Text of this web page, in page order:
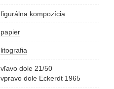
figurálna kompozícia
papier
litografia
vľavo dole 21/50
vpravo dole Eckerdt 1965